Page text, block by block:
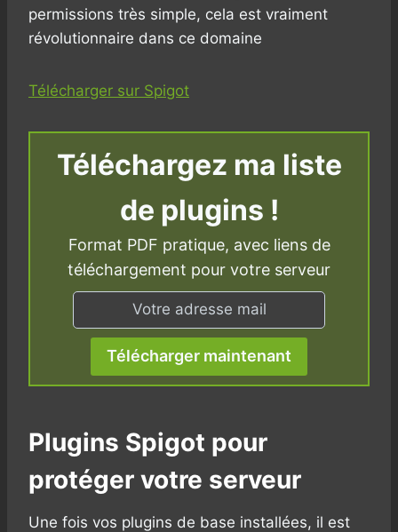
permissions très simple, cela est vraiment
révolutionnaire dans ce domaine
Télécharger sur Spigot
Téléchargez ma liste
de plugins !
Format PDF pratique, avec liens de
téléchargement pour votre serveur
Télécharger maintenant
Plugins Spigot pour
protéger votre serveur
Une fois vos plugins de base installées, il est